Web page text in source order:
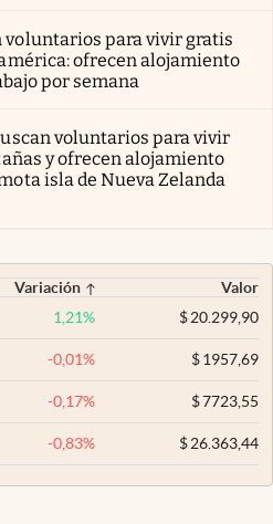
voluntarios para vivir gratis
ofrecen alojamiento
por semana
voluntarios para vivir
y ofrecen alojamiento
isla de Nueva Zelanda
Variación
Valor
1,21% $20.299,90
-0,01% $1957,69
-0,17% $7723,55
-0,83% $26.363,44